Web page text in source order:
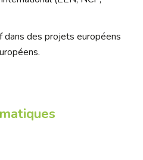
des projets européens